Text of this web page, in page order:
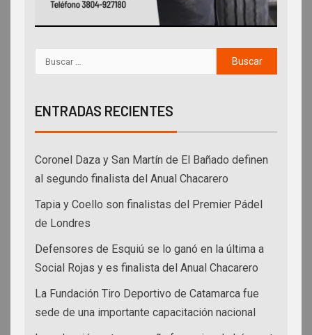
ENTRADAS RECIENTES
Coronel Daza y San Martín de El Bañado definen
al segundo finalista del Anual Chacarero
Tapia y Coello son finalistas del Premier Pádel
de Londres
Defensores de Esquiú se lo ganó en la última a
Social Rojas y es finalista del Anual Chacarero
La Fundación Tiro Deportivo de Catamarca fue
sede de una importante capacitación nacional